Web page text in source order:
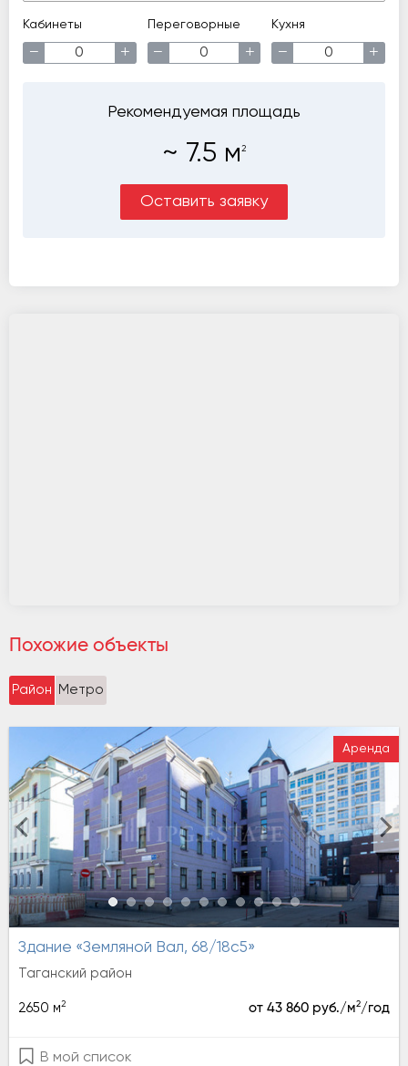
Кабинеты
− +
Переговорные
− +
Кухня
− +
Рекомендуемая площадь
~ 7.5 м 2
Оставить заявку
Похожие объекты
Район Метро
Аренда
Здание «Земляной Вал, 68/18с5»
Таганский район
2650 м2 от 43 860 руб./м2/год
В мой список